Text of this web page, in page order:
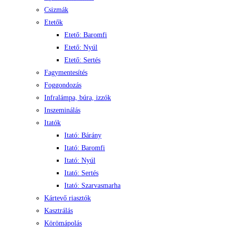
Csizmák
Etetők
Etető: Baromfi
Etető: Nyúl
Etető: Sertés
Fagymentesítés
Foggondozás
Infralámpa, búra, izzók
Inszeminálás
Itatók
Itató: Bárány
Itató: Baromfi
Itató: Nyúl
Itató: Sertés
Itató: Szarvasmarha
Kártevő riasztók
Kasztrálás
Körömápolás